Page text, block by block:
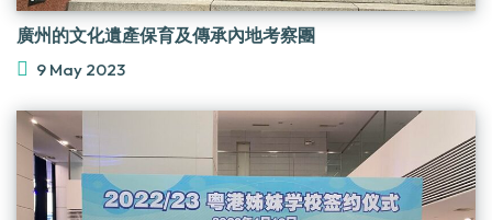
廣州的文化遺產保育及傳承內地考察團
9 May 2023